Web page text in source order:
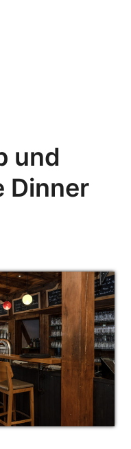
und
Dinner